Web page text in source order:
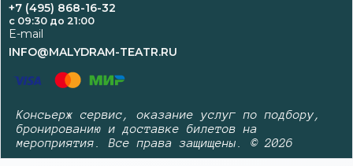
+7 (495) 868-16-32
c 09:30 до 21:00
E-mail
INFO@MALYDRAM-TEATR.RU
Консьерж сервис, оказание услуг по подбору,
бронированию и доставке билетов на
мероприятия. Все права защищены. © 2026